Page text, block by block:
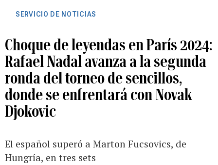
SERVICIO DE NOTICIAS
Choque de leyendas en París 2024:
Rafael Nadal avanza a la segunda
ronda del torneo de sencillos,
donde se enfrentará con Novak
Djokovic
El español superó a Marton Fucsovics, de
Hungría, en tres sets